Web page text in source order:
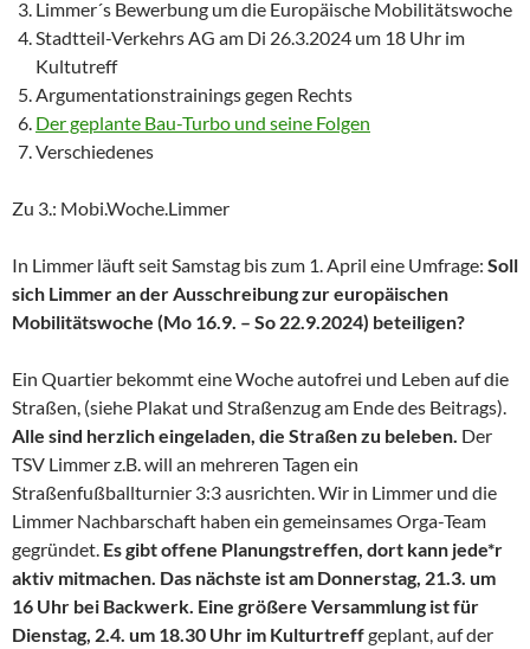
Limmer´s Bewerbung um die Europäische Mobilitätswoche
Stadtteil-Verkehrs AG am Di 26.3.2024 um 18 Uhr im
Kultutreff
Argumentationstrainings gegen Rechts
Der geplante Bau-Turbo und seine Folgen
Verschiedenes
Zu 3.: Mobi.Woche.Limmer
In Limmer läuft seit Samstag bis zum 1. April eine Umfrage: Soll
sich Limmer an der Ausschreibung zureuropäischen
Mobilitätswoche (Mo 16.9. – So 22.9.2024) beteiligen?
Ein Quartier bekommt eine Woche autofrei und Leben auf die
Straßen, (siehe Plakat und Straßenzug am Ende des Beitrags).
Alle sind herzlich eingeladen, die Straßen zu beleben. Der
TSV Limmer z.B. will an mehreren Tagen ein
Straßenfußballturnier 3:3 ausrichten. Wir in Limmer und die
Limmer Nachbarschaft haben ein gemeinsames Orga-Team
gegründet. Es gibt offene Planungstreffen, dort kann jede*r
aktiv mitmachen. Das nächste ist am Donnerstag, 21.3. um
16 Uhr bei Backwerk. Eine größere Versammlung ist für
Dienstag, 2.4. um 18.30 Uhr im Kulturtreffgeplant, auf der